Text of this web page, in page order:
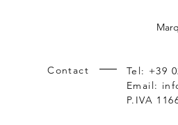
Contact
Tel: +39
Email:
P.IVA